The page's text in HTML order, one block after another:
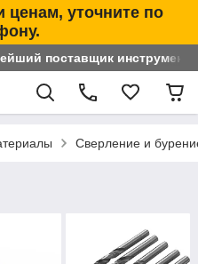
ценам, уточните по
поставщик
Сверление и